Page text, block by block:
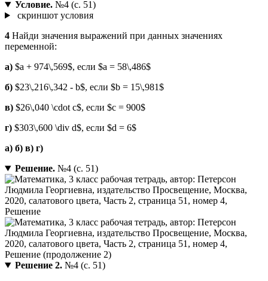
Условие.№4 (с. 51)
скриншот условия
4 Найди значения выражений при данных значениях
переменной:
a) $a + 974\,569$, если $a = 58\,486$
б) $23\,216\,342 - b$, если $b = 15\,981$
в) $26\,040 \cdot c$, если $c = 900$
г) $303\,600 \div d$, если $d = 6$
a) б) в) г)
Решение.№4 (с. 51)
Решение 2.№4 (с. 51)